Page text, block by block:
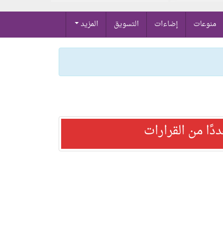
منوعات إضاءات التسويق المزيد
من القرارات